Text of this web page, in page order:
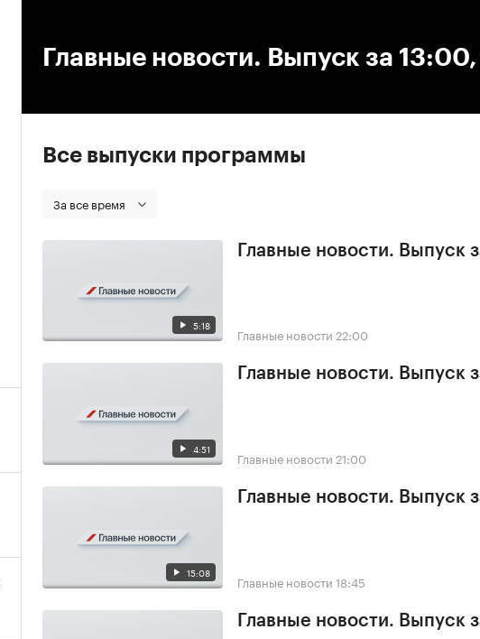
Главные новости. Выпуск за
Все выпуски программы
За все время
5:18
Главные новости. Выпуск
Главные новости 22:00
4:51
Главные новости. Выпуск
Главные новости 21:00
15:08
Главные новости. Выпуск
Главные новости 18:45
Главные новости. Выпуск